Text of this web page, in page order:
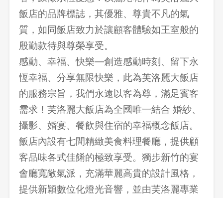
飯店的品牌標誌，其優雅、尊貴不凡的氣
質，如同飯店致力於讓顧客體驗如王室般的
殷勤款待與尊榮享受。
感動、幸福、快樂—創造感動時刻、留下永
恆幸福、分享無限快樂，此為芙洛麗大飯店
的服務宗旨，我們永遠以客為尊，滿足賓客
需求！芙洛麗大飯店為全國唯一結合 婚紗、
攝影、婚宴、餐飲與住宿的幸福概念飯店。
飯店內設有七間精緻美食料理餐廳，提供顧
客品味各式佳餚的極致享受。獨步新竹的宴
會廳寬敞氣派，充滿華麗高貴的設計風格，
提供新穎數位化燈光音響，並由芙洛麗專業